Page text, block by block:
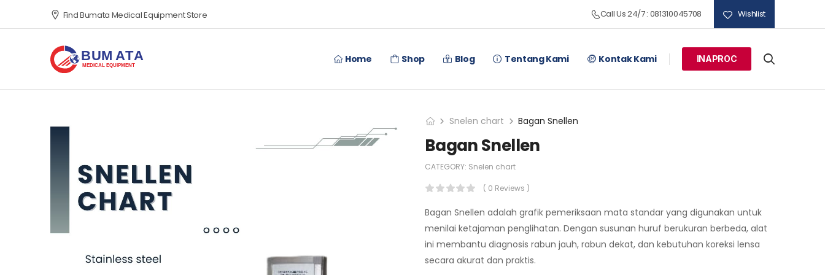
Find Bumata Medical Equipment Store Call Us 24/7 : 081310045708 Wishlist
Home Shop Blog Tentang Kami Kontak Kami INAPROC
Snelen chart Bagan Snellen
Bagan Snellen
CATEGORY: Snelen chart
( 0 Reviews )
Bagan Snellen adalah grafik pemeriksaan mata standar yang digunakan untuk
menilai ketajaman penglihatan. Dengan susunan huruf berukuran berbeda, alat
ini membantu diagnosis rabun jauh, rabun dekat, dan kebutuhan koreksi lensa
secara akurat dan praktis.